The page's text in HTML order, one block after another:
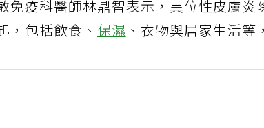
免疫科醫師林鼎智表示，異位性皮膚炎
，包括飲食、保濕 、衣物與居家生活等